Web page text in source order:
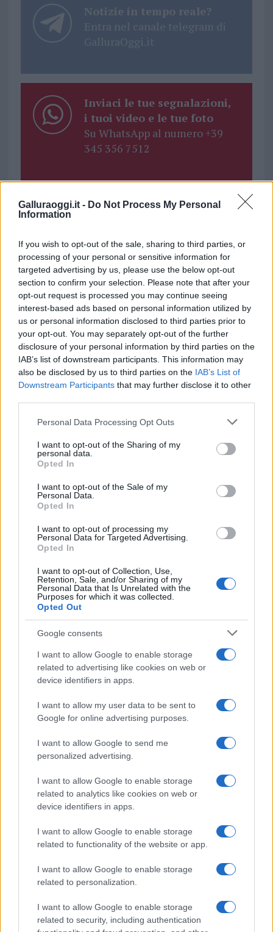
Galluraoggi.it - Do Not Process My Personal
Information
If you wish to opt-out of the sale, sharing to third parties, or
processing of your personal or sensitive information for
targeted advertising by us, please use the below opt-out
section to confirm your selection. Please note that after your
opt-out request is processed you may continue seeing
interest-based ads based on personal information utilized by
us or personal information disclosed to third parties prior to
your opt-out. You may separately opt-out of the further
disclosure of your personal information by third parties on the
IAB’s list of downstream participants. This information may
also be disclosed by us to third parties on the IAB’s List of
Downstream Participants that may further disclose it to other
Please note that this website/app uses one or more Google
not limited to your visit or usage behaviour. You may click to
grant or deny consent to Google and its third-party tags to
use your data for below specified purposes in below Google
consent section.
Personal Data Processing Opt Outs
I want to opt-out of the Sharing of my
personal data.
Opted In
I want to opt-out of the Sale of my
Personal Data.
Opted In
I want to opt-out of processing my
Personal Data for Targeted Advertising.
Opted In
I want to opt-out of Collection, Use,
Retention, Sale, and/or Sharing of my
Personal Data that Is Unrelated with the
Purposes for which it was collected.
Opted Out
Google consents
I want to allow Google to enable storage
related to advertising like cookies on web or
device identifiers in apps.
I want to allow my user data to be sent to
Google for online advertising purposes.
I want to allow Google to send me
personalized advertising.
I want to allow Google to enable storage
related to analytics like cookies on web or
device identifiers in apps.
I want to allow Google to enable storage
related to functionality of the website or app.
I want to allow Google to enable storage
related to personalization.
I want to allow Google to enable storage
related to security, including authentication
Notizie in tempo reale?
Entra nel canale telegram di
GalluraOggi.it
Inviaci le tue segnalazioni,
i tuoi video e le tue foto
Su WhatsApp al numero +39
345 356 7512
daGoogle News
Condividi l'articolo
F
a
ce
b
o
o
k
T
w
it
te
r
Pi
n
te
re
st
W
h
at
s
A
p
p
S
h
a
re
Articolo precedente
Prossimo articolo
Auto prende fuoco sulla strada statale 125 a
Olbia, cosa è successo
danni ingenti
Auto finisce contro un muretto, un ferito ad
Arzachena
Incidente a Baia Sardinia, scontro tra auto e
moto: un ferito
Olbia, le previsioni meteo per lunedì 10 agosto
Cumuli di rifiuti a Santa Teresa Gallura, la
segnalazione dei residenti